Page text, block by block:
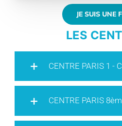
JE SUIS UNE
LES
CENTRE PARIS 1 -
CENTRE PARIS